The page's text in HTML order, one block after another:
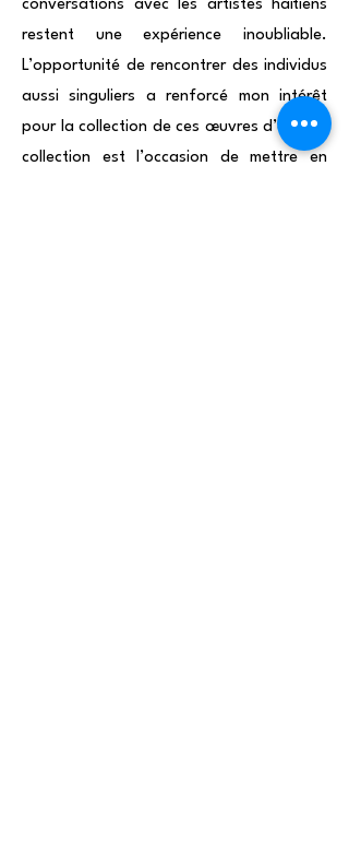
conversations avec les artistes haïtiens
restent une expérience inoubliable.
L’opportunité de rencontrer des individus
aussi singuliers a renforcé mon intérêt
pour la collection de ces œuvres d’art. La
collection est l’occasion de mettre en